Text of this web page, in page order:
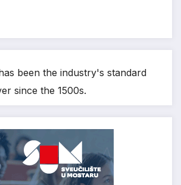
been the industry's standard
since the 1500s.